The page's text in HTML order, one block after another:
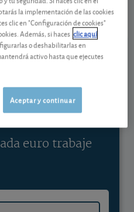
Ver detalladamente
a SOCIOS
con visión
euro trabaje
la implementación de las cookies
clic en "Configuración de cookies"
Además, si haces clic aquí
o deshabilitarlas en
activo hasta que ejecutes
Aceptar y continuar